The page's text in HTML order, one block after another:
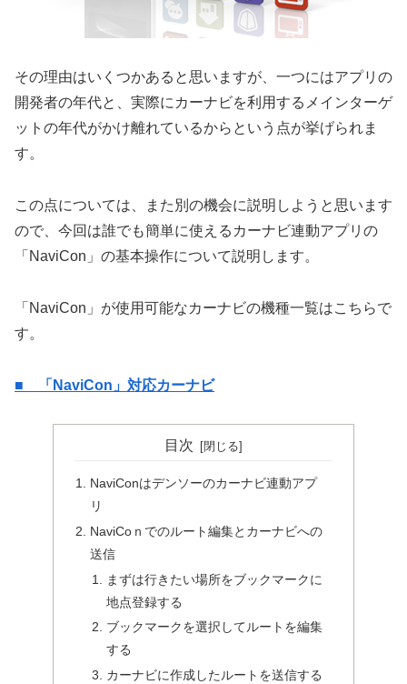
その理由はいくつかあると思いますが、一つにはアプリの
開発者の年代と、実際にカーナビを利用するメインターゲ
ットの年代がかけ離れているからという点が挙げられま
す。
この点については、また別の機会に説明しようと思います
ので、今回は誰でも簡単に使えるカーナビ連動アプリの
「NaviCon」の基本操作について説明します。
「NaviCon」が使用可能なカーナビの機種一覧はこちらで
す。
■ 「NaviCon」対応カーナビ
目次
NaviConはデンソーのカーナビ連動アプ
リ
NaviCoｎでのルート編集とカーナビへの
送信
まずは行きたい場所をブックマークに
地点登録する
ブックマークを選択してルートを編集
する
カーナビに作成したルートを送信する